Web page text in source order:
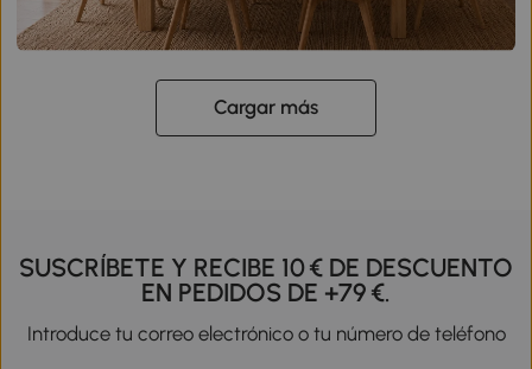
Cargar más
SUSCRÍBETE Y RECIBE 10 € DE DESCUENTO
EN PEDIDOS DE +79 €.
Introduce tu correo electrónico o tu número de teléfono